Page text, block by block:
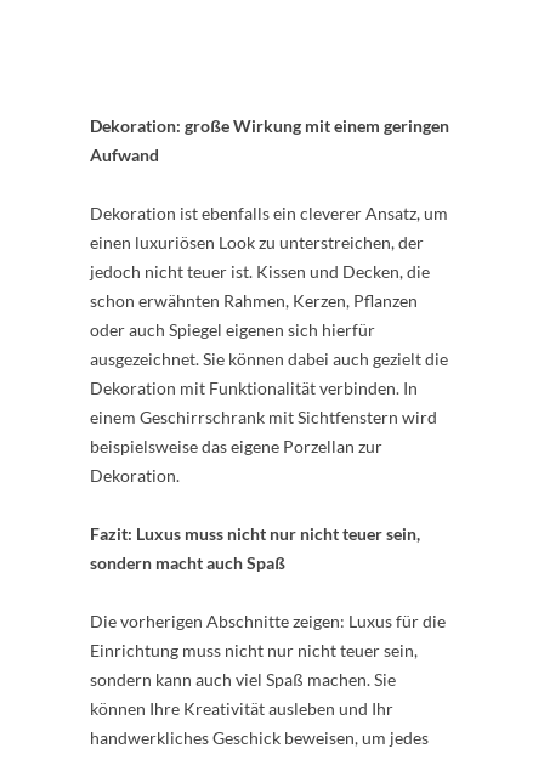
Dekoration: große Wirkung mit einem geringen
Aufwand
Dekoration ist ebenfalls ein cleverer Ansatz, um
einen luxuriösen Look zu unterstreichen, der
jedoch nicht teuer ist. Kissen und Decken, die
schon erwähnten Rahmen, Kerzen, Pflanzen
oder auch Spiegel eigenen sich hierfür
ausgezeichnet. Sie können dabei auch gezielt die
Dekoration mit Funktionalität verbinden. In
einem Geschirrschrank mit Sichtfenstern wird
beispielsweise das eigene Porzellan zur
Dekoration.
Fazit: Luxus muss nicht nur nicht teuer sein,
sondern macht auch Spaß
Die vorherigen Abschnitte zeigen: Luxus für die
Einrichtung muss nicht nur nicht teuer sein,
sondern kann auch viel Spaß machen. Sie
können Ihre Kreativität ausleben und Ihr
handwerkliches Geschick beweisen, um jedes